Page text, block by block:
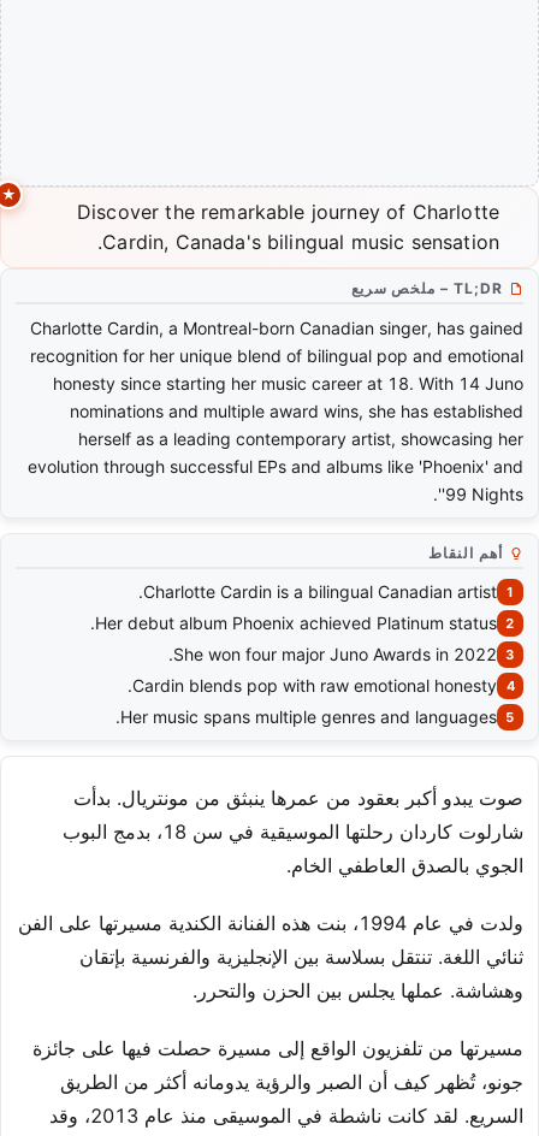
Discover the remarkable journey of Charlotte
Cardin, Canada's bilingual music sensation.
TL;DR – ملخص سريع
Charlotte Cardin, a Montreal-born Canadian singer, has gained
recognition for her unique blend of bilingual pop and emotional
honesty since starting her music career at 18. With 14 Juno
nominations and multiple award wins, she has established
herself as a leading contemporary artist, showcasing her
evolution through successful EPs and albums like 'Phoenix' and
'99 Nights'.
أهم النقاط
Charlotte Cardin is a bilingual Canadian artist.
Her debut album Phoenix achieved Platinum status.
She won four major Juno Awards in 2022.
Cardin blends pop with raw emotional honesty.
Her music spans multiple genres and languages.
صوت يبدو أكبر بعقود من عمرها ينبثق من مونتريال. بدأت
شارلوت كاردان رحلتها الموسيقية في سن 18، بدمج البوب
الجوي بالصدق العاطفي الخام.
ولدت في عام 1994، بنت هذه الفنانة الكندية مسيرتها على الفن
ثنائي اللغة. تنتقل بسلاسة بين الإنجليزية والفرنسية بإتقان
وهشاشة. عملها يجلس بين الحزن والتحرر.
مسيرتها من تلفزيون الواقع إلى مسيرة حصلت فيها على جائزة
جونو، تُظهر كيف أن الصبر والرؤية يدومانه أكثر من الطريق
السريع. لقد كانت ناشطة في الموسيقى منذ عام 2013، وقد